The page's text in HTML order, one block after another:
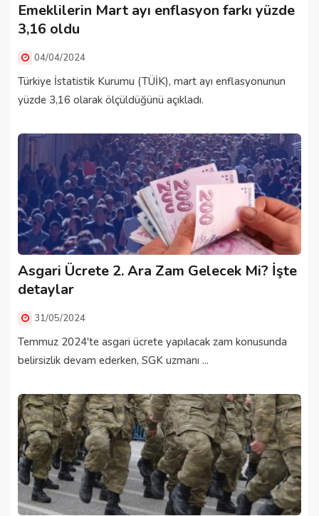
Emeklilerin Mart ayı enflasyon farkı yüzde
3,16 oldu
04/04/2024
Türkiye İstatistik Kurumu (TÜİK), mart ayı enflasyonunun
yüzde 3,16 olarak ölçüldüğünü açıkladı.
Asgari Ücrete 2. Ara Zam Gelecek Mi? İşte
detaylar
31/05/2024
Temmuz 2024'te asgari ücrete yapılacak zam konusunda
belirsizlik devam ederken, SGK uzmanı ...